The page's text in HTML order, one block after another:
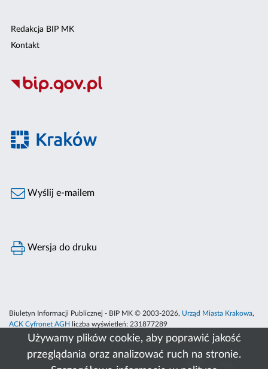
Używamy plików cookie, aby poprawić jakość
przeglądania oraz analizować ruch na stronie.
Redakcja BIP MK
Kontakt
Wyślij e-mailem
Wersja do druku
Biuletyn Informacji Publicznej - BIP MK © 2003-2026, Urząd Miasta Krakowa,
ACK Cyfronet AGH
liczba wyświetleń: 231877289